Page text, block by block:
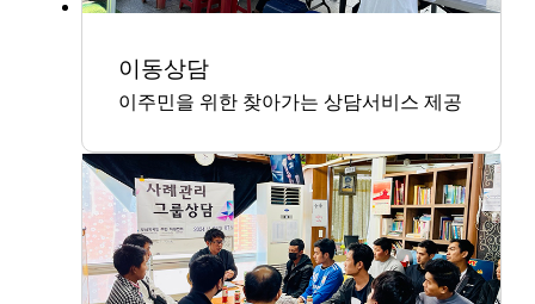
이동상담
이주민을 위한 찾아가는 상담서비스 제공